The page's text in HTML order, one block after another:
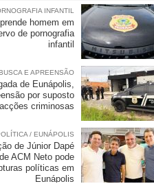
INFANTIL
homem em
de pornografia
infantil
E APREENSÃO
de Eunápolis,
por suposto
criminosas
/ EUNÁPOLIS
de Júnior Dapé
ACM Neto pode
políticas em
Eunápolis